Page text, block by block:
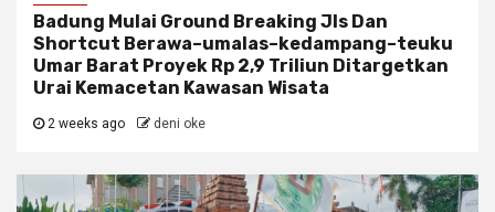
Badung Mulai Ground Breaking Jls Dan
Shortcut Berawa–umalas–kedampang–teuku
Umar Barat Proyek Rp 2,9 Triliun Ditargetkan
Urai Kemacetan Kawasan Wisata
2 weeks ago deni oke